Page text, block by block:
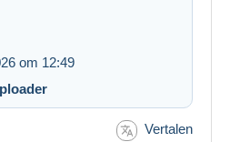
om 12:49
Vertalen